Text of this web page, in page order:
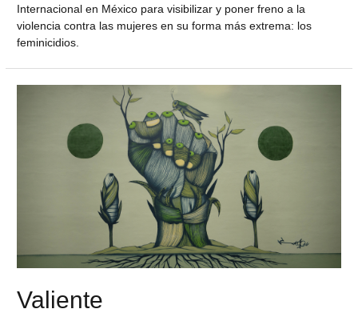
Internacional en México para visibilizar y poner freno a la
violencia contra las mujeres en su forma más extrema: los
feminicidios.
Valiente